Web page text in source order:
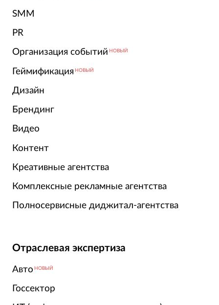
SMM
PR
Организация событий НОВЫЙ
Геймификация НОВЫЙ
Дизайн
Брендинг
Видео
Контент
Креативные агентства
Комплексные рекламные агентства
Полносервисные диджитал-агентства
Отраслевая экспертиза
Авто НОВЫЙ
Госсектор